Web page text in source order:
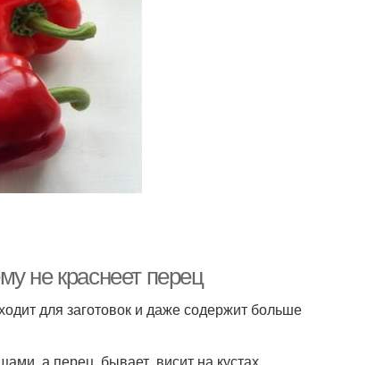
не краснеет перец
для заготовок и даже содержит больше